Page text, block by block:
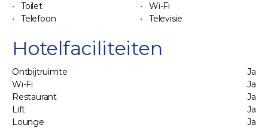
Toilet
Wi-Fi
Telefoon
Televisie
Hotelfaciliteiten
Ontbijtruimte
Ja
Wi-Fi
Ja
Restaurant
Ja
Lift
Ja
Lounge
Ja